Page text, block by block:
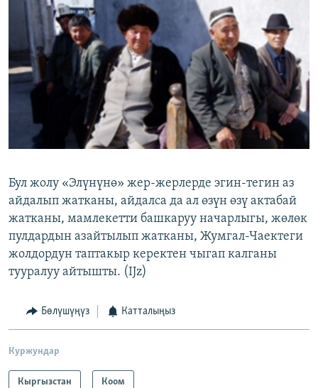
БИЗ ЖАНА ДҮЙНӨ
ДАНИСТЕ
ЭЖЕ-СИҢДИЛЕР
АЗАТТЫК+
ЫҢГАЙСЫЗ СУРООЛОР
Русский
ОНЛАЙН ШЕРИНЕ
Бул жолу «Элүнүнө» жер-жерлерде эгин-тегин аз
айдалып жатканы, айдалса да ал өзүн өзү актабай
жатканы, мамлекетти башкаруу начарлыгы, жөлөк
пулдардын азайтылып жатканы, Жумгал-Чаектеги
жолдордун таптакыр керектен чыгап калганы
тууралуу айтышты. (IJz)
Бөлүшүңүз Катталыңыз
Куржундар
Кыргызстан Коом